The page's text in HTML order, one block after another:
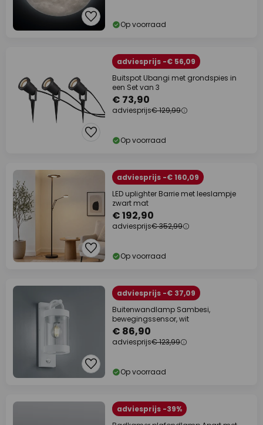
Op voorraad
adviesprijs -€ 56,09
Buitspot Ubangi met grondspies in
een Set van 3
€ 73,90
adviesprijs€ 129,99
Op voorraad
adviesprijs -€ 160,09
LED uplighter Barrie met leeslampje
zwart mat
€ 192,90
adviesprijs€ 352,99
Op voorraad
adviesprijs -€ 37,09
Buitenwandlamp Sambesi,
bewegingssensor, wit
€ 86,90
adviesprijs€ 123,99
Op voorraad
adviesprijs -39%